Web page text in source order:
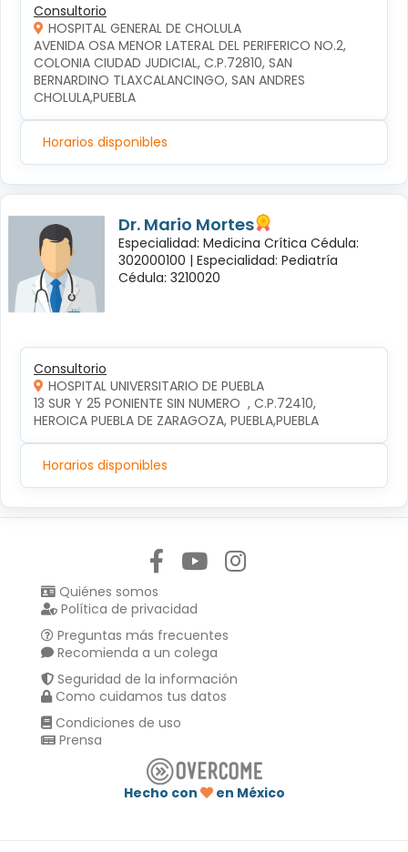
Consultorio
HOSPITAL GENERAL DE CHOLULA
AVENIDA OSA MENOR LATERAL DEL PERIFERICO NO.2,
COLONIA CIUDAD JUDICIAL, C.P.72810, SAN
BERNARDINO TLAXCALANCINGO, SAN ANDRES
CHOLULA,PUEBLA
Horarios disponibles
Dr. Mario Mortes
Especialidad: Medicina Crítica Cédula:
302000100 | Especialidad: Pediatría
Cédula: 3210020
Consultorio
HOSPITAL UNIVERSITARIO DE PUEBLA
13 SUR Y 25 PONIENTE SIN NUMERO  , C.P.72410,
HEROICA PUEBLA DE ZARAGOZA, PUEBLA,PUEBLA
Horarios disponibles
Quiénes somos
Política de privacidad
Preguntas más frecuentes
Recomienda a un colega
Seguridad de la información
Como cuidamos tus datos
Condiciones de uso
Prensa
Hecho con
en México